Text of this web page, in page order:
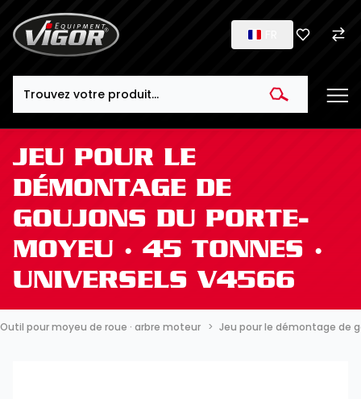
JEU POUR LE
DÉMONTAGE DE
GOUJONS DU PORTE-
MOYEU ∙ 45 TONNES ∙
UNIVERSELS V4566
Outil pour moyeu de roue · arbre moteur Jeu pour le démontage de